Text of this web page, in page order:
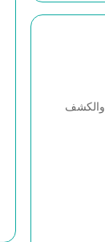
والكشف